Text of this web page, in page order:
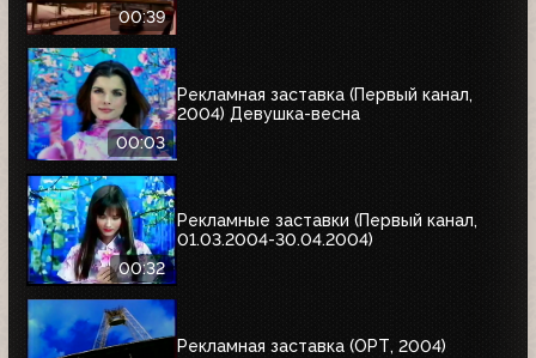
00:39
00:03
Рекламная заставка (Первый канал,
2004) Девушка-весна
00:32
Рекламные заставки (Первый канал,
01.03.2004-30.04.2004)
Рекламная заставка (ОРТ, 2004)